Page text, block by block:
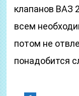
клапанов ВАЗ
всем
потом не
понадобится